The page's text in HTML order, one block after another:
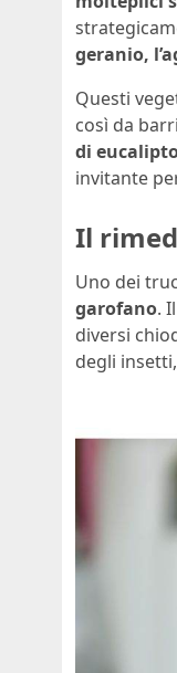
geranio,
Questi
così da
di
invitante
Il
Uno dei
garofano.
diversi
degli